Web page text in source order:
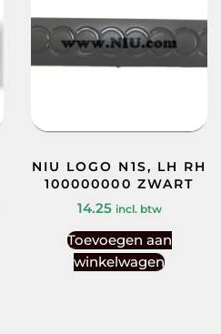
NIU LOGO N1S, LH RH
100000000 ZWART
14.25 incl. btw
Toevoegen aan
winkelwagen